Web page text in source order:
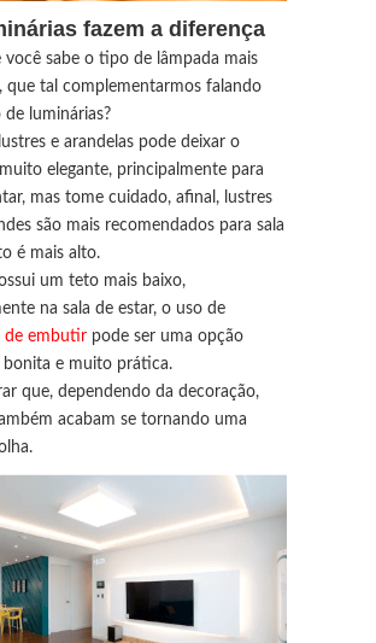
fazem a diferença
você sabe o tipo de lâmpada mais
que tal complementarmos falando
luminárias?
e arandelas pode deixar o
elegante, principalmente para
mas tome cuidado, afinal, lustres
são mais recomendados para sala
é mais alto.
um teto mais baixo,
na sala de estar, o uso de
de embutir pode ser uma opção
bonita e muito prática.
que, dependendo da decoração,
acabam se tornando uma